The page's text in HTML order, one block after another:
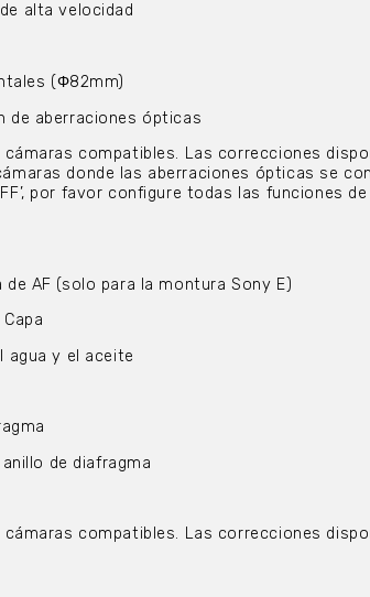
alta velocidad
(Φ82mm)
de aberraciones ópticas
compatibles. Las correcciones
donde las aberraciones ópticas se
por favor configure todas las funciones
AF (solo para la montura Sony E)
agua y el aceite
de diafragma
compatibles. Las correcciones